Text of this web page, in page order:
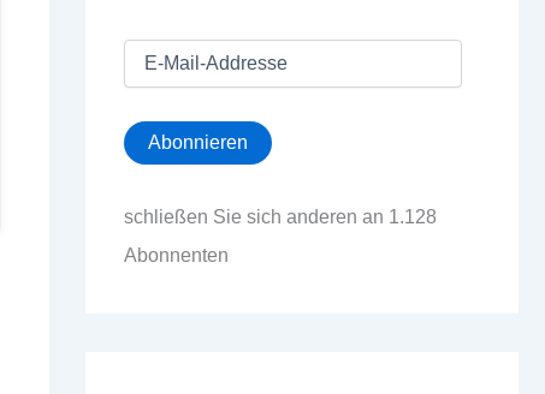
a
i
A
d
Abonnieren
schließen Sie sich anderen an 1.128
Abonnenten